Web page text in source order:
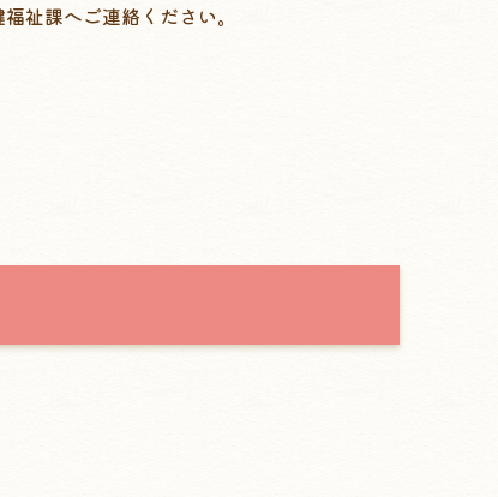
祉課へご連絡ください。